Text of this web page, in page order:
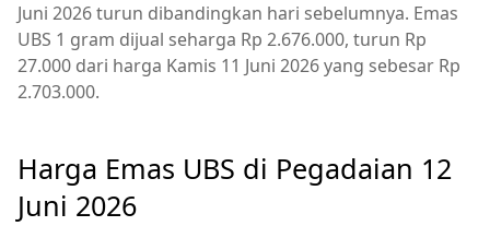
Juni 2026 turun dibandingkan hari sebelumnya. Emas
UBS 1 gram dijual seharga Rp 2.676.000, turun Rp
27.000 dari harga Kamis 11 Juni 2026 yang sebesar Rp
2.703.000.
Harga Emas UBS di Pegadaian 12
Juni 2026